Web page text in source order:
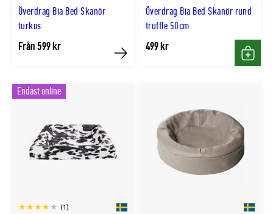
Överdrag Bia Bed Skanör
turkos
Från 599 kr
Köp
Överdrag Bia Bed Skanör rund
truffle 50cm
499 kr
Köp
(1)
Endast online